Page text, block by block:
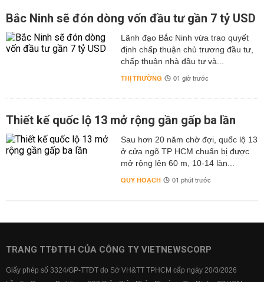
Bắc Ninh sẽ đón dòng vốn đầu tư gần 7 tỷ USD
Lãnh đạo Bắc Ninh vừa trao quyết
định chấp thuận chủ trương đầu tư,
chấp thuận nhà đầu tư và...
THỊ TRƯỜNG 01 giờ trước
Thiết kế quốc lộ 13 mở rộng gần gấp ba lần
Sau hơn 20 năm chờ đợi, quốc lộ 13
ở cửa ngõ TP HCM chuẩn bị được
mở rộng lên 60 m, 10-14 làn...
QUY HOẠCH 01 phút trước
TRANG TTĐTTH CỦA CÔNG TY VIETNEWSCORP
Giấy phép số 3324/GP-TTĐT do Sở VH&TT TPHCM cấp ngày 20/3/2026